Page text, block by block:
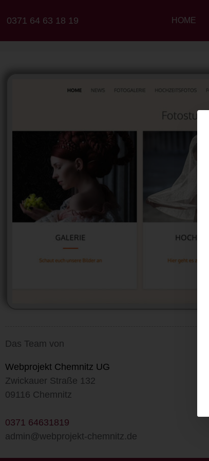
0371 64 63 18 19 HOME
Das Team von
Webprojekt Chemnitz UG
Zwickauer Straße 132
09116 Chemnitz
0371 64631819
admin@webprojekt-chemnitz.de